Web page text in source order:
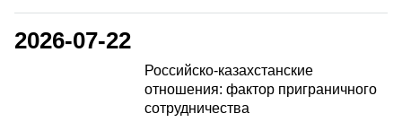
2026-07-22
Российско-казахстанские
отношения: фактор приграничного
сотрудничества